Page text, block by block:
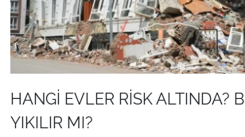
HANGİ EVLER RİSK ALTINDA?
YIKILIR MI?